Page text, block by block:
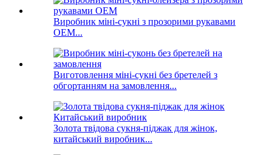
Виробник міні-сукні з прозорими рукавами
OEM...
Виготовлення міні-сукні без бретелей з
обгортанням на замовлення...
Золота твідова сукня-піджак для жінок,
китайський виробник...